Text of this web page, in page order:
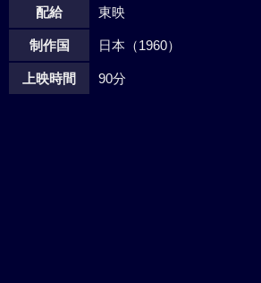
配給 東映
制作国 日本（1960）
上映時間 90分